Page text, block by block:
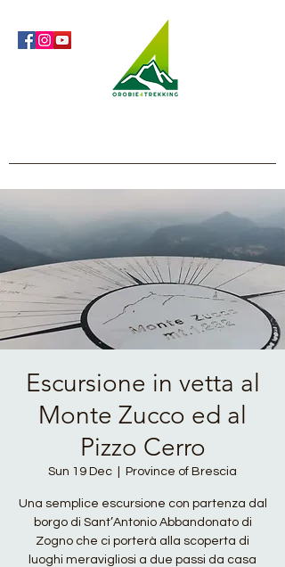
Escursione in vetta al
Monte Zucco ed al
Pizzo Cerro
Sun 19 Dec Province of Brescia
Una semplice escursione con partenza dal
borgo di Sant’Antonio Abbandonato di
Zogno che ci porterà alla scoperta di
luoghi meravigliosi a due passi da casa